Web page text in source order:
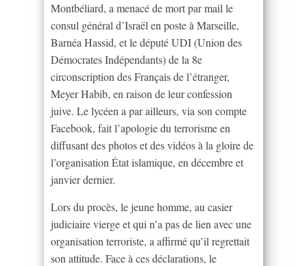
Montbéliard, a menacé de mort par mail le
consul général d’Israël en poste à Marseille,
Barnéa Hassid, et le député UDI (Union des
Démocrates Indépendants) de la 8e
circonscription des Français de l’étranger,
Meyer Habib, en raison de leur confession
juive. Le lycéen a par ailleurs, via son compte
Facebook, fait l’apologie du terrorisme en
diffusant des photos et des vidéos à la gloire de
l’organisation État islamique, en décembre et
janvier dernier.
Lors du procès, le jeune homme, au casier
judiciaire vierge et qui n’a pas de lien avec une
organisation terroriste, a affirmé qu’il regrettait
son attitude. Face à ces déclarations, le